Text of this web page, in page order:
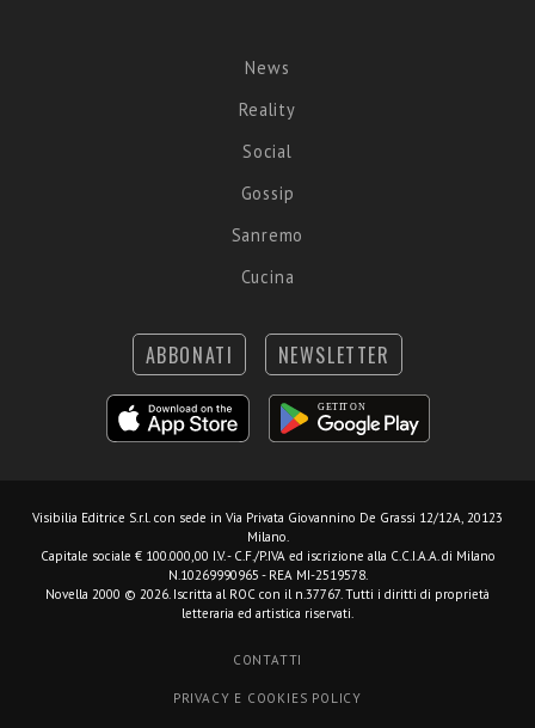
News
Reality
Social
Gossip
Sanremo
Cucina
ABBONATI NEWSLETTER
Visibilia Editrice S.r.l. con sede in Via Privata Giovannino De Grassi 12/12A, 20123
Milano.
Capitale sociale € 100.000,00 I.V. - C.F./P.IVA ed iscrizione alla C.C.I.A.A. di Milano
N.10269990965 - REA MI-2519578.
Novella 2000 © 2026. Iscritta al ROC con il n.37767. Tutti i diritti di proprietà
letteraria ed artistica riservati.
CONTATTI
PRIVACY E COOKIES POLICY